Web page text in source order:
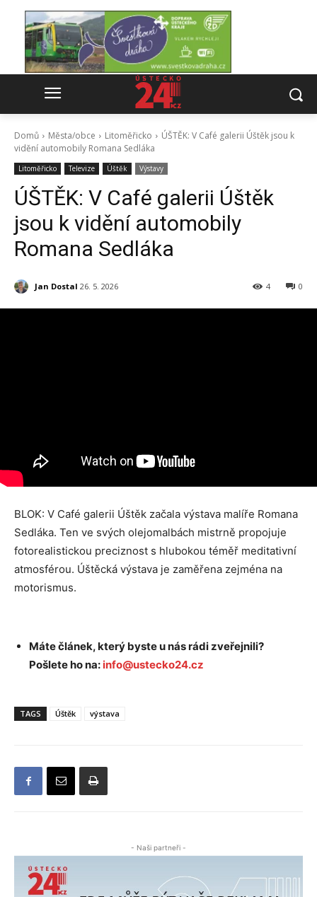
Domů Města/obce Litoměřicko
ÚŠTĚK: V Café galerii Úštěk jsou k
vidění automobily Romana Sedláka
Litoměřicko Televize Úštěk Výstavy
ÚŠTĚK: V Café galerii Úštěk
jsou k vidění automobily
Romana Sedláka
Jan Dostal 26. 5. 2026 0
4
BLOK: V Café galerii Úštěk začala výstava malíře Romana
Sedláka. Ten ve svých olejomalbách mistrně propojuje
fotorealistickou preciznost s hlubokou téměř meditativní
atmosférou. Úštěcká výstava je zaměřena zejména na
motorismus.
Máte článek, který byste u nás rádi zveřejnili?
Pošlete ho na: info@ustecko24.cz
TAGS Úštěk výstava
- Naši partneři -